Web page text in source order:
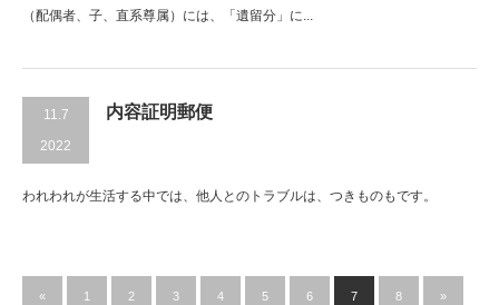
（配偶者、子、直系尊属）には、「遺留分」に...
11.7
2022
内容証明郵便
われわれが生活する中では、他人とのトラブルは、つきものもです。
« 1 2 3 4 5 6 7 8 »